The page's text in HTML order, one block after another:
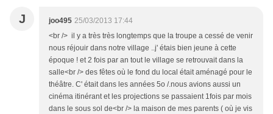
J joo495 25/03/2013 17:44
<br /> il y a très très longtemps que la troupe a cessé de venir
nous réjouir dans notre village ..j' étais bien jeune à cette
époque ! et 2 fois par an tout le village se retrouvait dans la
salle<br /> des fêtes où le fond du local était aménagé pour le
théâtre. C' était dans les années 5o /.nous avions aussi un
cinéma itinérant et les projections se passaient 1fois par mois
dans le sous sol de<br /> la maison de mes parents ( où je vis